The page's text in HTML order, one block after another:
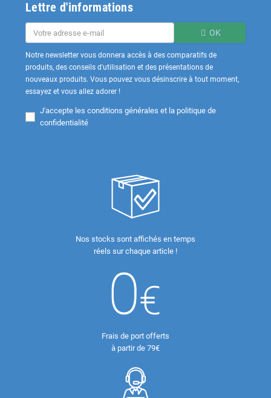
Lettre d'informations
OK
Notre newsletter vous donnera accès à des comparatifs de
produits, des conseils d'utilisation et des présentations de
nouveaux produits. Vous pouvez vous désinscrire à tout moment,
essayez et vous allez adorer !
J'accepte les conditions générales et la politique de
confidentialité
Nos stocks sont affichés en temps
réels sur chaque article !
Frais de port offerts
à partir de 79€